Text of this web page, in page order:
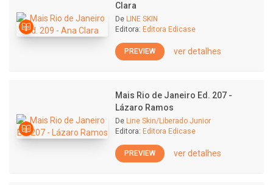
Clara
De LINE SKIN
Editora: Editora Edicase
PREVIEW ver detalhes
Mais Rio de Janeiro Ed. 207 -
Lázaro Ramos
De Line Skin/Liberado Junior
Editora: Editora Edicase
PREVIEW ver detalhes